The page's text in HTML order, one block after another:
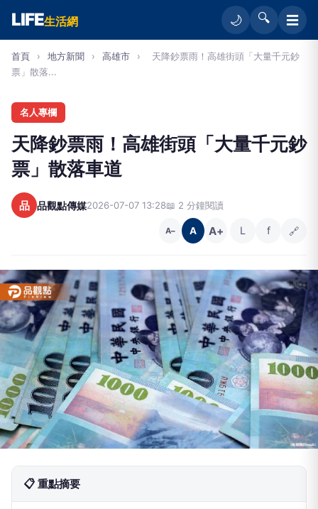
LIFE生活網 🌙 🔍 ☰
首頁 › 地方新聞 › 高雄市 ›
天降鈔票雨！高雄街頭「大量千元鈔
票」散落...
名人專欄
天降鈔票雨！高雄街頭「大量千元鈔
票」散落車道
品 品觀點傳媒2026-07-07 13:28📖 2 分鐘閱讀
A− A A+ L f 🔗
📋 重點摘要